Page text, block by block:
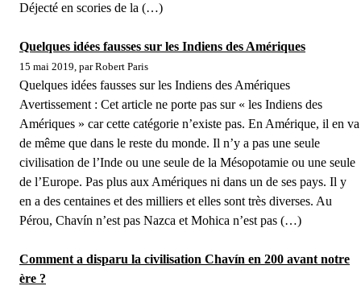
Déjecté en scories de la (…)
Quelques idées fausses sur les Indiens des Amériques
15 mai 2019, par Robert Paris
Quelques idées fausses sur les Indiens des Amériques
Avertissement : Cet article ne porte pas sur « les Indiens des
Amériques » car cette catégorie n’existe pas. En Amérique, il en va
de même que dans le reste du monde. Il n’y a pas une seule
civilisation de l’Inde ou une seule de la Mésopotamie ou une seule
de l’Europe. Pas plus aux Amériques ni dans un de ses pays. Il y
en a des centaines et des milliers et elles sont très diverses. Au
Pérou, Chavín n’est pas Nazca et Mohica n’est pas (…)
Comment a disparu la civilisation Chavín en 200 avant notre
ère ?